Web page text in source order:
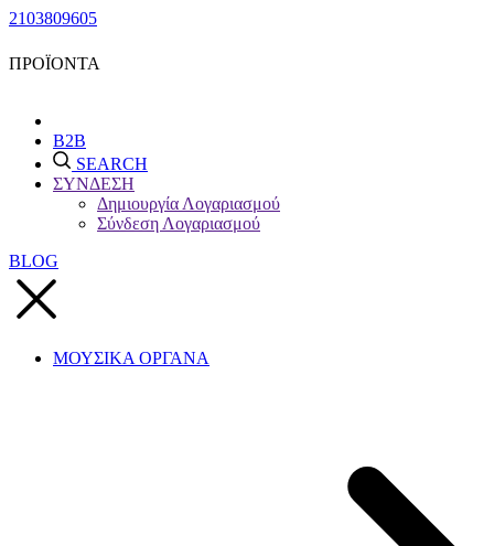
2103809605
ΠΡΟΪΟΝΤΑ
B2B
SEARCH
ΣΥΝΔΕΣΗ
Δημιουργία Λογαριασμού
Σύνδεση Λογαριασμού
BLOG
ΜΟΥΣΙΚΑ ΟΡΓΑΝΑ